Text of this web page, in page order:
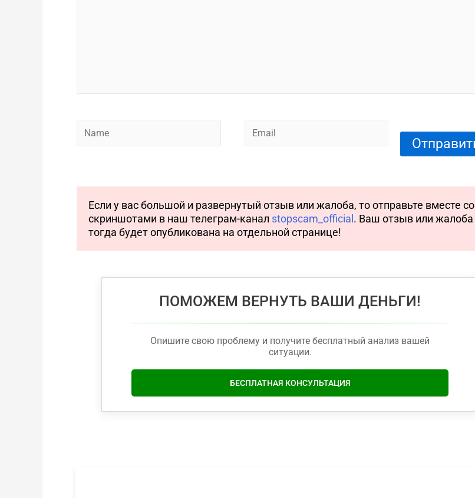
Name Email
Если у вас большой и развернутый отзыв или жалоба, то отправьте вместе со
скриншотами в наш телеграм-канал stopscam_official. Ваш отзыв или жалоба
тогда будет опубликована на отдельной странице!
ПОМОЖЕМ ВЕРНУТЬ ВАШИ ДЕНЬГИ!
Опишите свою проблему и получите бесплатный анализ вашей
ситуации.
БЕСПЛАТНАЯ КОНСУЛЬТАЦИЯ